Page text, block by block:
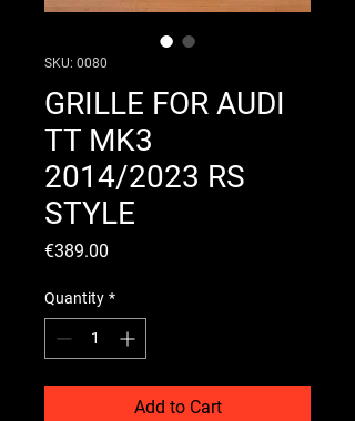
SKU: 0080
GRILLE FOR AUDI
TT MK3
2014/2023 RS
STYLE
€389.00
Quantity *
Add to Cart